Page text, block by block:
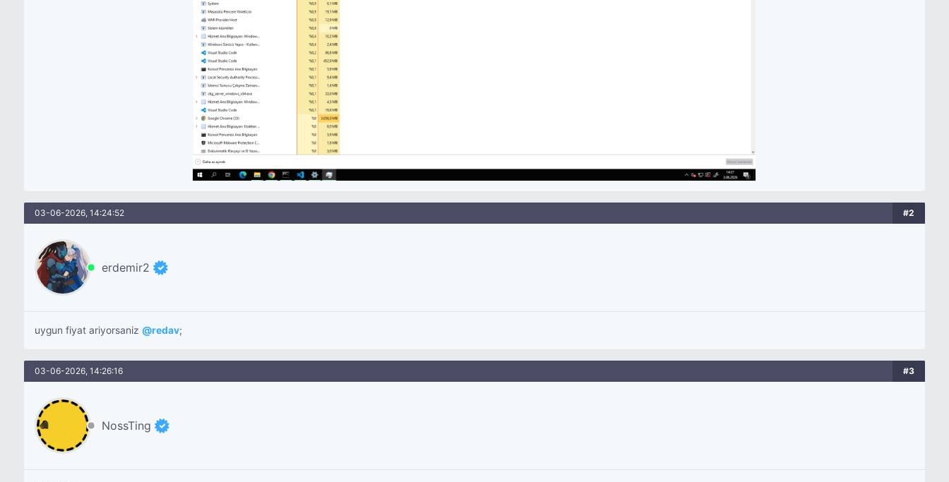
03-06-2026, 14:24:52 #2
erdemir2
uygun fiyat ariyorsaniz @redav;
03-06-2026, 14:26:16 #3
NossTing